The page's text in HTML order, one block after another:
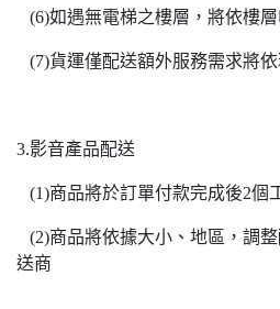
(6)如遇無電梯之樓層，將依樓層
(7)貨運僅配送額外服務需求將依
3.影音產品配送
(1)商品將於訂單付款完成後2個
(2)商品將依據大小、地區，調
送商